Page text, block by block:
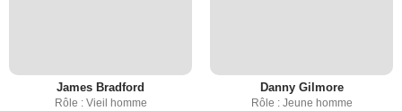
James Bradford
Rôle : Vieil homme
Danny Gilmore
Rôle : Jeune homme